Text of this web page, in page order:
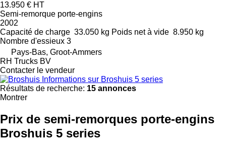
13.950 € HT
Semi-remorque porte-engins
2002
Capacité de charge 33.050 kg Poids net à vide 8.950 kg
Nombre d'essieux 3
Pays-Bas, Groot-Ammers
RH Trucks BV
Contacter le vendeur
Informations sur Broshuis 5 series
Résultats de recherche: 15 annonces
Montrer
Prix de semi-remorques porte-engins
Broshuis 5 series